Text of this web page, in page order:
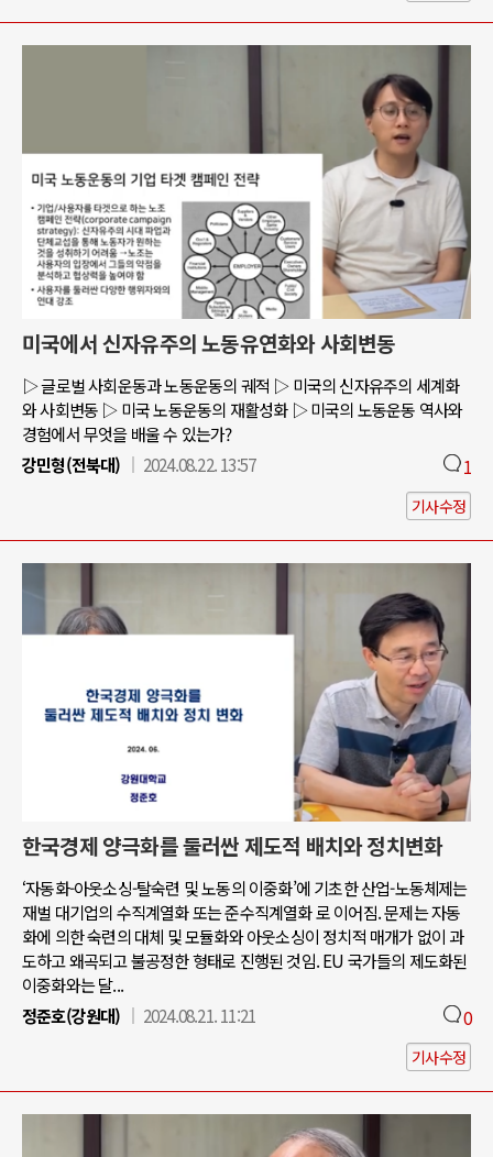
미국에서 신자유주의 노동유연화와 사회변동
▷ 글로벌 사회운동과 노동운동의 궤적 ▷ 미국의 신자유주의 세계화
와 사회변동 ▷ 미국 노동운동의 재활성화 ▷ 미국의 노동운동 역사와
경험에서 무엇을 배울 수 있는가?
강민형(전북대)
2024.08.22. 13:57 1
기사수정
한국경제 양극화를 둘러싼 제도적 배치와 정치변화
‘자동화-아웃소싱-탈숙련 및 노동의 이중화’에 기초한 산업-노동체제는
재벌 대기업의 수직계열화 또는 준수직계열화 로 이어짐. 문제는 자동
화에 의한 숙련의 대체 및 모듈화와 아웃소싱이 정치적 매개가 없이 과
도하고 왜곡되고 불공정한 형태로 진행된 것임. EU 국가들의 제도화된
이중화와는 달...
정준호(강원대)
2024.08.21. 11:21 0
기사수정